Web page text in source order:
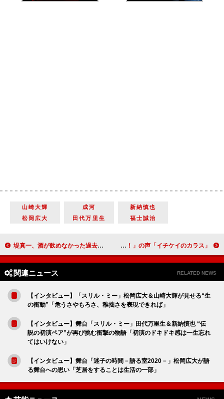
山崎大輝 成河
新納慎也
松岡広大
田代万里生 福士誠治
堤真一、酒が飲めなかった過去を告白 銭湯帰りに飲んだビールで初めて「うめーな！」 「イチケイのカラス」竹野内豊が型破りな裁判官に 竹野内と黒木華のコンビに「最高！」の声
関連ニュース RELATED NEWS
【インタビュー】「スリル・ミー」松岡広大＆山崎大輝が見せる“生
の衝動”「危うさやもろさ、稚拙さを表現できれば」
【インタビュー】舞台「スリル・ミー」田代万里生＆新納慎也 “伝
説の初演ペア”が再び挑む衝撃の物語「初演のドキドキ感は一生忘れ
てはいけない」
【インタビュー】舞台「迷子の時間－語る室2020－」松岡広大が語
る舞台への思い「芝居をすることは生活の一部」